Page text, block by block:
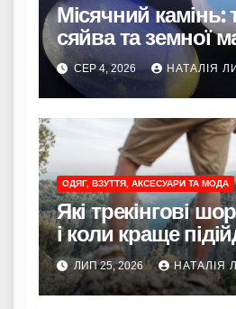
Місячний камінь:
сяйва та земної
СЕР 4, 2026 НАТАЛІЯ
ОДЯГ, ВЗУТТЯ, АКСЕСУАРИ ТА МОДА
Які трекінгові
і коли краще
трекінгові штани?
ЛИП 25, 2026 НАТАЛІЯ